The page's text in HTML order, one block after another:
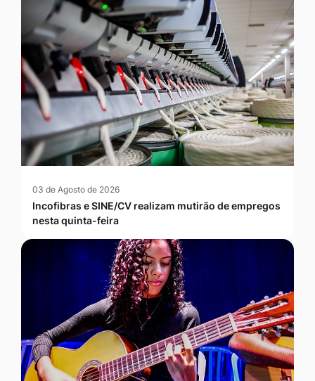
03 de Agosto de 2026
Incofibras e SINE/CV realizam mutirão de empregos
nesta quinta-feira